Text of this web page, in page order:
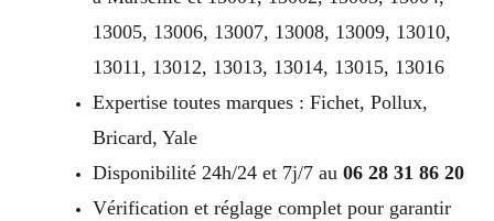
13005, 13006, 13007, 13008, 13009, 13010,
13011, 13012, 13013, 13014, 13015, 13016
Expertise toutes marques : Fichet, Pollux,
Bricard, Yale
Disponibilité 24h/24 et 7j/7 au 06 28 31 86 20
Vérification et réglage complet pour garantir